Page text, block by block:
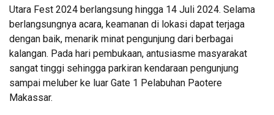
Utara Fest 2024 berlangsung hingga 14 Juli 2024. Selama
berlangsungnya acara, keamanan di lokasi dapat terjaga
dengan baik, menarik minat pengunjung dari berbagai
kalangan. Pada hari pembukaan, antusiasme masyarakat
sangat tinggi sehingga parkiran kendaraan pengunjung
sampai meluber ke luar Gate 1 Pelabuhan Paotere
Makassar.